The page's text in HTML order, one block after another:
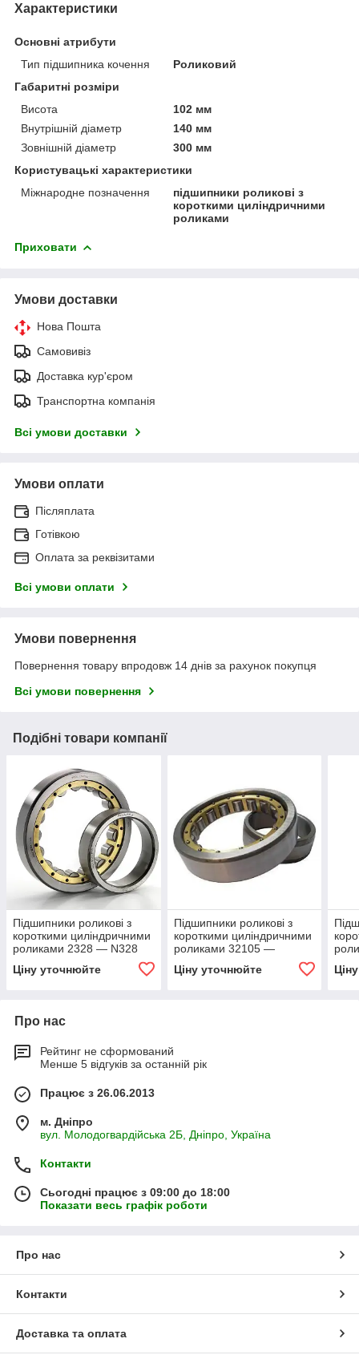
Характеристики
Основні атрибути
Тип підшипника кочення
Роликовий
Габаритні розміри
Висота
102 мм
Внутрішній діаметр
140 мм
Зовнішній діаметр
300 мм
Користувацькi характеристики
Міжнародне позначення
підшипники роликові з
короткими циліндричними
роликами
Приховати
Умови доставки
Нова Пошта
Самовивіз
Доставка кур'єром
Транспортна компанія
Всі умови доставки
Умови оплати
Післяплата
Готівкою
Оплата за реквізитами
Всі умови оплати
Умови повернення
Повернення товару впродовж 14 днів за рахунок покупця
Всі умови повернення
Подібні товари компанії
Підшипники роликові з
короткими циліндричними
роликами 2328 — N328
Ціну уточнюйте
Підшипники роликові з
короткими циліндричними
роликами 32105 —
Ціну уточнюйте
Про нас
Рейтинг не сформований
Менше 5 відгуків за останній рік
Працює з 26.06.2013
м. Дніпро
вул. Молодогвардійська 2Б, Дніпро, Україна
Контакти
Сьогодні працює з 09:00 до 18:00
Показати весь графік роботи
Про нас
Контакти
Доставка та оплата